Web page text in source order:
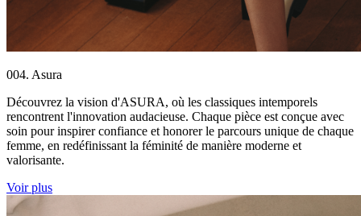
004. Asura
Découvrez la vision d'ASURA, où les classiques intemporels
rencontrent l'innovation audacieuse. Chaque pièce est conçue avec
soin pour inspirer confiance et honorer le parcours unique de chaque
femme, en redéfinissant la féminité de manière moderne et
valorisante.
Voir plus